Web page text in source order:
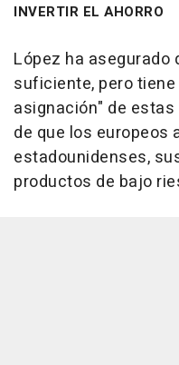
INVERTIR EL AHORRO
López ha asegurado
suficiente, pero
asignación" de
de que los europeos
estadounidenses,
productos de bajo